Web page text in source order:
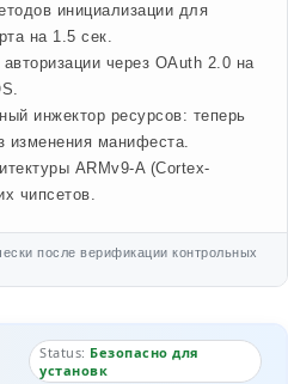
инициализации для
на 1.5 сек.
через OAuth 2.0 на
инжектор ресурсов: теперь
изменения манифеста.
ARMv9-A (Cortex-
чипсетов.
после верификации контрольных
Status: Безопасно для
установк